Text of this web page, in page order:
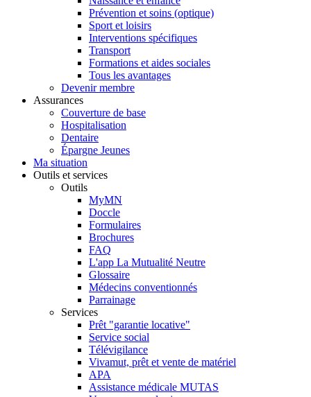
Prévention et soins (optique)
Sport et loisirs
Interventions spécifiques
Transport
Formations et aides sociales
Tous les avantages
Devenir membre
Assurances
Couverture de base
Hospitalisation
Dentaire
Épargne Jeunes
Ma situation
Outils et services
Outils
MyMN
Doccle
Formulaires
Brochures
FAQ
L'app La Mutualité Neutre
Glossaire
Médecins conventionnés
Parrainage
Services
Prêt "garantie locative"
Service social
Télévigilance
Vivamut, prêt et vente de matériel
APA
Assistance médicale MUTAS